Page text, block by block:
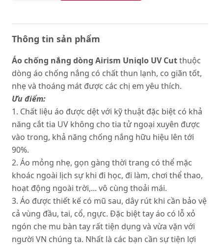
Thông tin sản phẩm
Áo chống nắng dòng Airism Uniqlo UV Cutthuộc
dòng áo chống nắng có chất thun lạnh, co giãn tốt,
nhẹ và thoáng mát được các chị em yêu thích.
Ưu điểm:
1. Chất liệu áo được dệt với kỹ thuật đặc biệt có khả
năng cắt tia UV không cho tia tử ngoại xuyên được
vào trong, khả năng chống nắng hữu hiệu lên tới
90%.
2. Áo mỏng nhẹ, gọn gàng thời trang có thể mặc
khoác ngoài lịch sự khi đi học, đi làm, chơi thể thao,
hoạt động ngoài trời,... vô cùng thoải mái.
3. Áo được thiết kế có mũ sau, dây rút khi cần bảo vệ
cả vùng đầu, tai, cổ, ngực. Đặc biệt tay áo có lỗ xỏ
ngón che mu bàn tay rất tiện dụng và vừa vặn với
người VN chúng ta. Nhất là các bạn cần sự tiện lợi